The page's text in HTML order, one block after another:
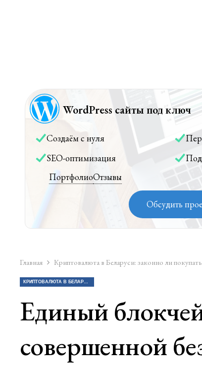
WordPress сайты под ключ
Создаём с нуля
SEO-оптимизация
ПортфолиоОтзывы
Обсудить
Главная Криптовалюта в Беларуси: законно ли
КРИПТОВАЛЮТА В БЕЛАРУСИ: ЗАКОННО ЛИ ПОКУПАТЬ, ПРОДАВАТЬ КРИПТУ?
Единый
совершенной